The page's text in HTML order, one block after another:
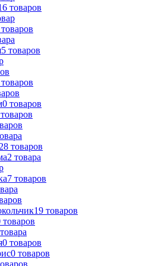
товаров
товаров
5 товаров
товаров
0 товаров
товаров
28 товаров
2 товара
7 товаров
19 товаров
товаров
товара
0 товаров
0 товаров